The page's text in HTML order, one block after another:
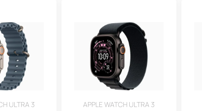
ULTRA 3 APPLE WATCH ULTRA 3